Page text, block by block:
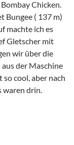
Chicken.
Bungee ( 137 m)
machte ich es
Gletscher mit
wir über die
der Maschine
so cool, aber nach
waren drin.